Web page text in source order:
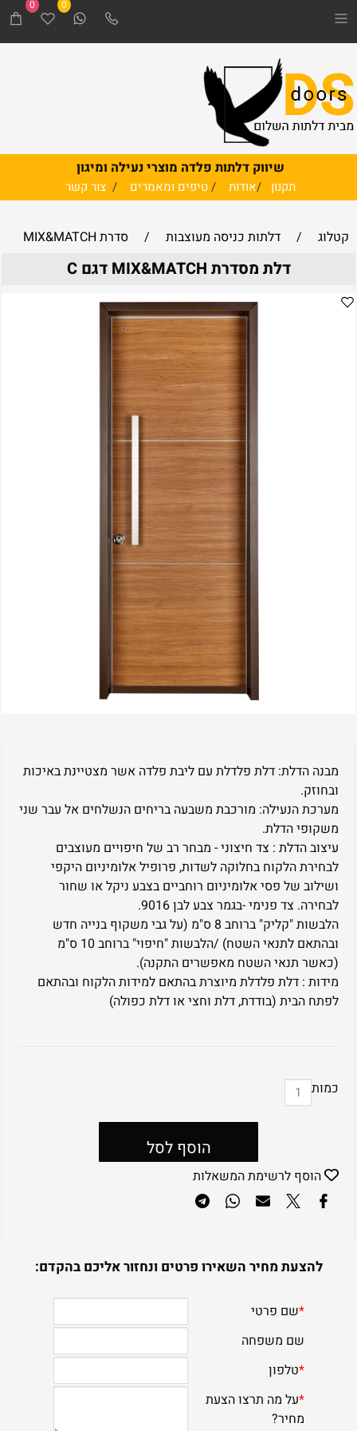
שיווק דלתות פלדה מוצרי נעילה ומיגון
תקנון /אודות /טיפים ומאמרים /צור קשר
0 0
קטלוג / דלתות כניסה מעוצבות / סדרת MIX&MATCH
‏‏דלת מסדרת MIX&MATCH דגם C
מבנה הדלת: דלת פלדלת עם ליבת פלדה אשר מצטיינת באיכות
ובחוזק.
מערכת הנעילה: מורכבת משבעה בריחים הנשלחים אל עבר שני
משקופי הדלת.
עיצוב הדלת : צד חיצוני - מבחר רב של חיפויים מעוצבים
לבחירת הלקוח בחלוקה לשדות, פרופיל אלומיניום היקפי
ושילוב של פסי אלומיניום רוחביים בצבע ניקל או שחור
לבחירה. צד פנימי -בגמר צבע לבן 9016.
הלבשות "קליק" ברוחב 8 ס"מ (על גבי משקוף בנייה חדש
ובהתאם לתנאי השטח) /הלבשות "חיפוי" ברוחב 10 ס"מ
(כאשר תנאי השטח מאפשרים התקנה).
מידות : דלת פלדלת מיוצרת בהתאם למידות הלקוח ובהתאם
לפתח הבית (בודדת, דלת וחצי או דלת כפולה)
כמות
הוסף לסל
הוסף לרשימת המשאלות
להצעת מחיר השאירו פרטים ונחזור אליכם בהקדם: